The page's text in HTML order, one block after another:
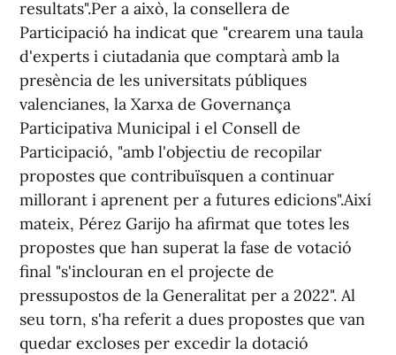
resultats".Per a això, la consellera de
Participació ha indicat que "crearem una taula
d'experts i ciutadania que comptarà amb la
presència de les universitats públiques
valencianes, la Xarxa de Governança
Participativa Municipal i el Consell de
Participació, "amb l'objectiu de recopilar
propostes que contribuïsquen a continuar
millorant i aprenent per a futures edicions".Així
mateix, Pérez Garijo ha afirmat que totes les
propostes que han superat la fase de votació
final "s'inclouran en el projecte de
pressupostos de la Generalitat per a 2022". Al
seu torn, s'ha referit a dues propostes que van
quedar excloses per excedir la dotació